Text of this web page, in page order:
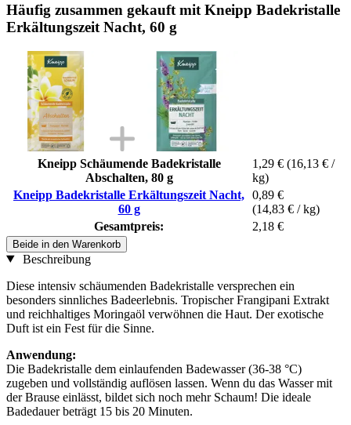
Häufig zusammen gekauft mit Kneipp Badekristalle
Erkältungszeit Nacht, 60 g
Kneipp Schäumende Badekristalle
Abschalten, 80 g
1,29 € (16,13 € /
kg)
Kneipp Badekristalle Erkältungszeit Nacht,
60 g
0,89 €
(14,83 € / kg)
Gesamtpreis:
2,18 €
Beide in den Warenkorb
Beschreibung
Diese intensiv schäumenden Badekristalle versprechen ein
besonders sinnliches Badeerlebnis. Tropischer Frangipani Extrakt
und reichhaltiges Moringaöl verwöhnen die Haut. Der exotische
Duft ist ein Fest für die Sinne.
Anwendung:
Die Badekristalle dem einlaufenden Badewasser (36-38 °C)
zugeben und vollständig auflösen lassen. Wenn du das Wasser mit
der Brause einlässt, bildet sich noch mehr Schaum! Die ideale
Badedauer beträgt 15 bis 20 Minuten.